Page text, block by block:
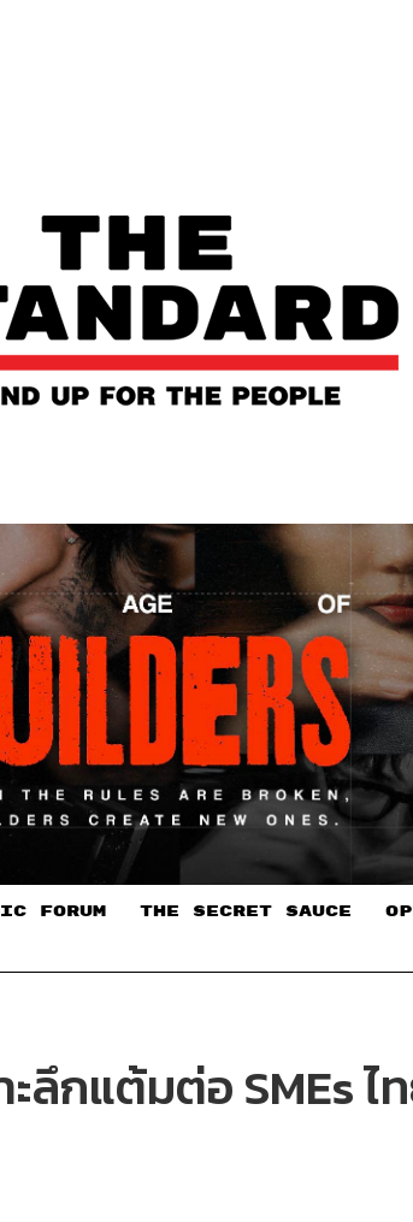
FORUM THE SECRET SAUCE​
ลึกแต้มต่อ SMEs ไ